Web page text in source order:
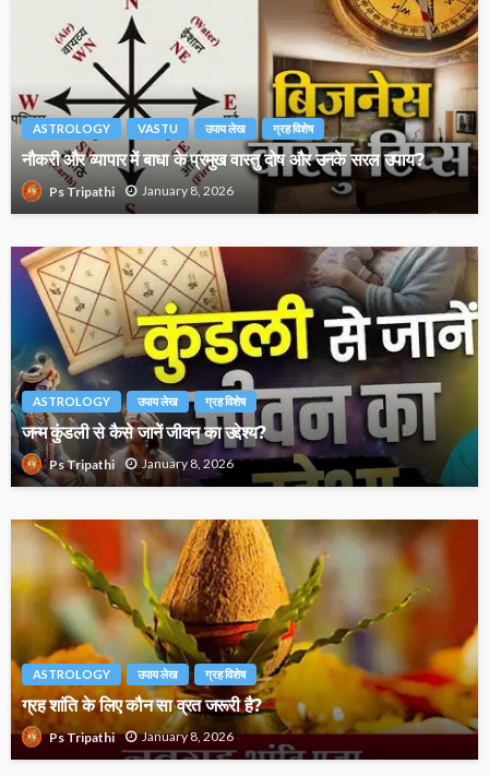
ASTROLOGY VASTU उपाय लेख ग्रह विशेष
नौकरी और व्यापार में बाधा के प्रमुख वास्तु दोष और उनके सरल उपाय?
Ps Tripathi January 8, 2026
ASTROLOGY उपाय लेख ग्रह विशेष
जन्म कुंडली से कैसे जानें जीवन का उद्देश्य?
Ps Tripathi January 8, 2026
ASTROLOGY उपाय लेख ग्रह विशेष
ग्रह शांति के लिए कौन सा व्रत जरूरी है?
Ps Tripathi January 8, 2026